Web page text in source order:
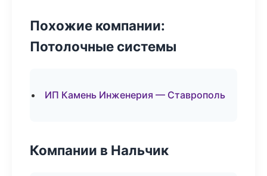
Похожие компании:
Потолочные системы
ИП Камень Инженерия — Ставрополь
Компании в Нальчик